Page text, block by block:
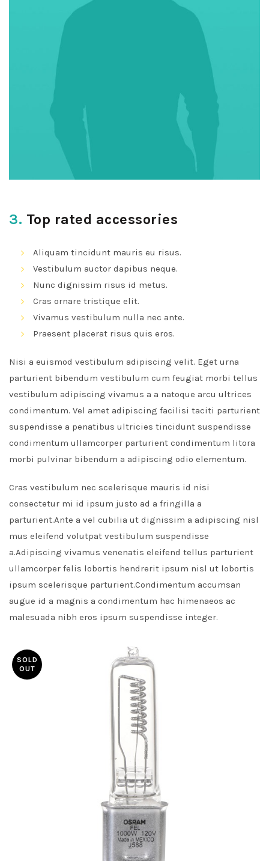
3. Top rated accessories
Aliquam tincidunt mauris eu risus.
Vestibulum auctor dapibus neque.
Nunc dignissim risus id metus.
Cras ornare tristique elit.
Vivamus vestibulum nulla nec ante.
Praesent placerat risus quis eros.
Nisi a euismod vestibulum adipiscing velit. Eget urna
parturient bibendum vestibulum cum feugiat morbi tellus
vestibulum adipiscing vivamus a a natoque arcu ultrices
condimentum. Vel amet adipiscing facilisi taciti parturient
suspendisse a penatibus ultricies tincidunt suspendisse
condimentum ullamcorper parturient condimentum litora
morbi pulvinar bibendum a adipiscing odio elementum.
Cras vestibulum nec scelerisque mauris id nisi
consectetur mi id ipsum justo ad a fringilla a
parturient.Ante a vel cubilia ut dignissim a adipiscing nisl
mus eleifend volutpat vestibulum suspendisse
a.Adipiscing vivamus venenatis eleifend tellus parturient
ullamcorper felis lobortis hendrerit ipsum nisl ut lobortis
ipsum scelerisque parturient.Condimentum accumsan
augue id a magnis a condimentum hac himenaeos ac
malesuada nibh eros ipsum suspendisse integer.
SOLD
OUT